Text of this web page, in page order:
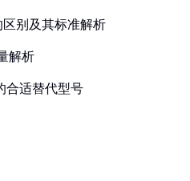
区别及其标准解析
解析
合适替代型号